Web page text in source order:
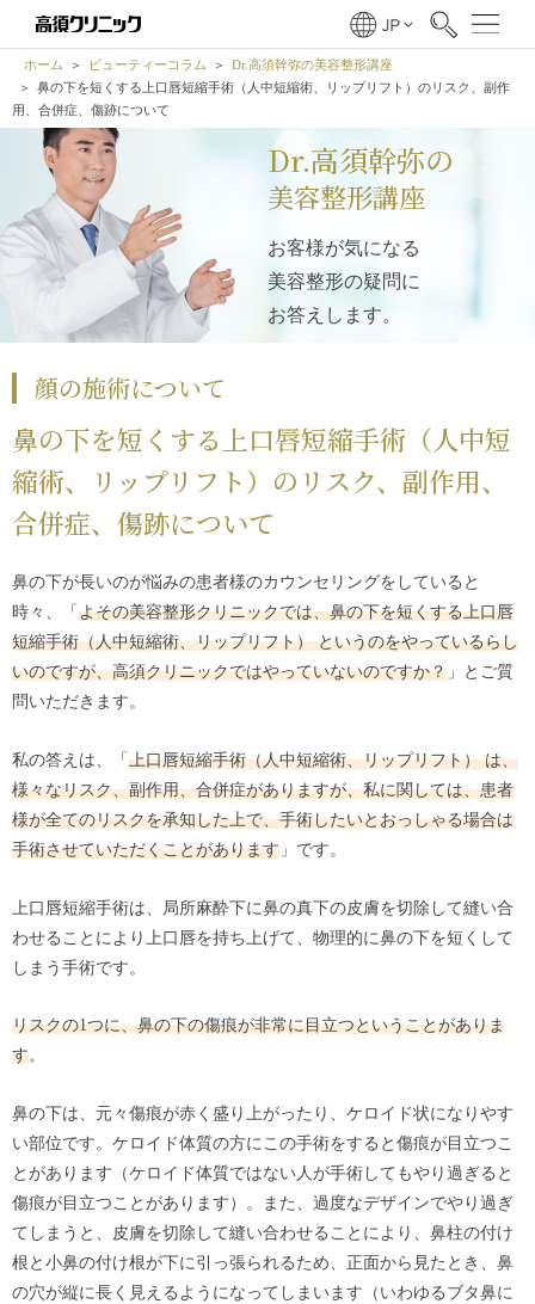
ホーム ビューティーコラム
Dr.高須幹弥の美容整形講座
鼻の下を短くする上口唇短縮手術（人中短縮術、リップリフト）のリスク、副作
用、合併症、傷跡について
Dr.高須幹弥の
美容整形講座
お客様が気になる
美容整形の疑問に
お答えします。
顔の施術について
鼻の下を短くする上口唇短縮手術（人中短
縮術、リップリフト）のリスク、副作用、
合併症、傷跡について
鼻の下が長いのが悩みの患者様のカウンセリングをしていると
時々、「 よその美容整形クリニックでは、鼻の下を短くする上口唇
短縮手術（人中短縮術、リップリフト） というのをやっているらし
いのですが、高須クリニックではやっていないのですか？ 」とご質
問いただきます。
私の答えは、「 上口唇短縮手術（人中短縮術、リップリフト） は、
様々なリスク、副作用、合併症がありますが、私に関しては、患者
様が全てのリスクを承知した上で、手術したいとおっしゃる場合は
手術させていただくことがあります 」です。
上口唇短縮手術は、局所麻酔下に鼻の真下の皮膚を切除して縫い合
わせることにより上口唇を持ち上げて、物理的に鼻の下を短くして
しまう手術です。
リスクの1つに、鼻の下の傷痕が非常に目立つということがありま
す。
鼻の下は、元々傷痕が赤く盛り上がったり、ケロイド状になりやす
い部位です。ケロイド体質の方にこの手術をすると傷痕が目立つこ
とがあります（ケロイド体質ではない人が手術してもやり過ぎると
傷痕が目立つことがあります）。また、過度なデザインでやり過ぎ
てしまうと、皮膚を切除して縫い合わせることにより、鼻柱の付け
根と小鼻の付け根が下に引っ張られるため、正面から見たとき、鼻
の穴が縦に長く見えるようになってしまいます（いわゆるブタ鼻に